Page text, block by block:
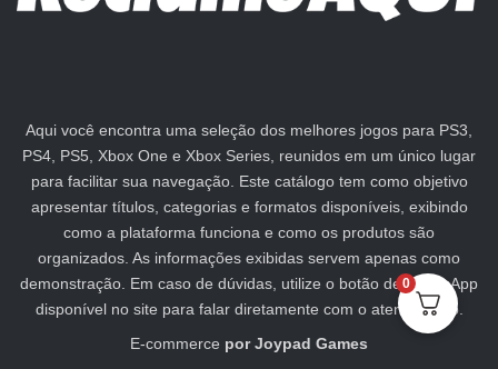
Aqui você encontra uma seleção dos melhores jogos para PS3,
PS4, PS5, Xbox One e Xbox Series, reunidos em um único lugar
para facilitar sua navegação. Este catálogo tem como objetivo
apresentar títulos, categorias e formatos disponíveis, exibindo
como a plataforma funciona e como os produtos são
organizados. As informações exibidas servem apenas como
demonstração. Em caso de dúvidas, utilize o botão de WhatsApp
disponível no site para falar diretamente com o atendimento.
E-commerce porJoypad Games
0